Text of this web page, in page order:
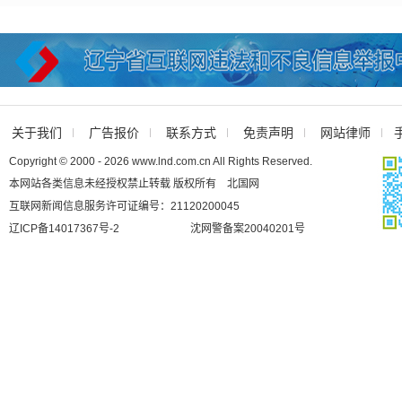
关于我们 广告报价 联系方式 免责声明 网站律师
Copyright © 2000 - 2026 www.lnd.com.cn All Rights Reserved.
本网站各类信息未经授权禁止转载 版权所有 北国网
互联网新闻信息服务许可证编号：21120200045
辽ICP备14017367号-2
沈网警备案20040201号